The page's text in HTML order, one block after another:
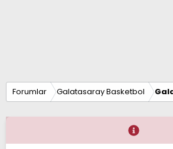
Forumlar Galatasaray Basketbol